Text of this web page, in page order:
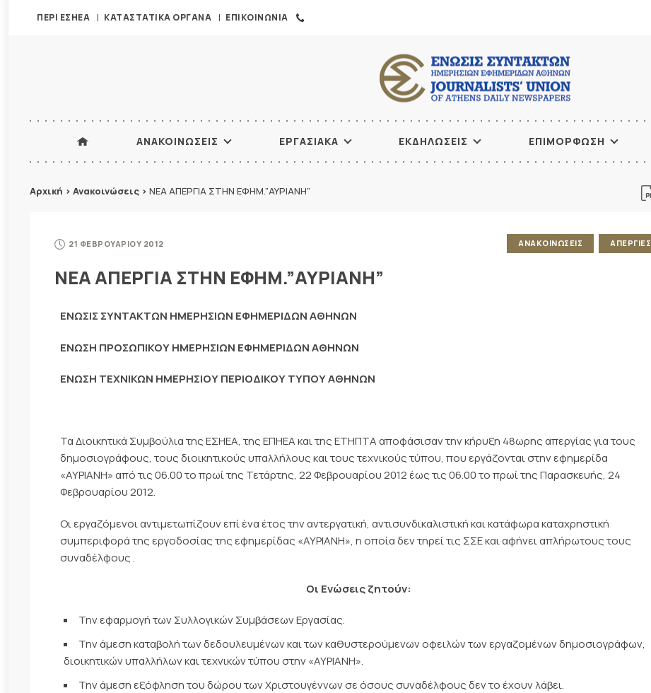
ΠΕΡΙ ΕΣΗΕΑ ΚΑΤΑΣΤΑΤΙΚΑ ΟΡΓΑΝΑ ΕΠΙΚΟΙΝΩΝΙΑ
ΑΝΑΚΟΙΝΩΣΕΙΣ ΕΡΓΑΣΙΑΚΑ ΕΚΔΗΛΩΣΕΙΣ ΕΠΙΜΟΡΦΩΣΗ
Αρχική > Ανακοινώσεις > ΝΕΑ ΑΠΕΡΓΙΑ ΣΤΗΝ ΕΦΗΜ.”ΑΥΡΙΑΝΗ”
21 ΦΕΒΡΟΥΑΡΙΟΥ 2012 ΑΝΑΚΟΙΝΩΣΕΙΣ ΑΠΕΡΓΙΕΣ
ΝΕΑ ΑΠΕΡΓΙΑ ΣΤΗΝ ΕΦΗΜ.”ΑΥΡΙΑΝΗ”
ΕΝΩΣΙΣ ΣΥΝΤΑΚΤΩΝ ΗΜΕΡΗΣΙΩΝ ΕΦΗΜΕΡΙΔΩΝ ΑΘΗΝΩΝ
ΕΝΩΣΗ ΠΡΟΣΩΠΙΚΟΥ ΗΜΕΡΗΣΙΩΝ ΕΦΗΜΕΡΙΔΩΝ ΑΘΗΝΩΝ
ΕΝΩΣΗ ΤΕΧΝΙΚΩΝ ΗΜΕΡΗΣΙΟΥ ΠΕΡΙΟΔΙΚΟΥ ΤΥΠΟΥ ΑΘΗΝΩΝ
Τα Διοικητικά Συμβούλια της ΕΣΗΕΑ, της ΕΠΗΕΑ και της ΕΤΗΠΤΑ αποφάσισαν την κήρυξη 48ωρης απεργίας για τους
δημοσιογράφους, τους διοικητικούς υπαλλήλους και τους τεχνικούς τύπου, που εργάζονται στην εφημερίδα
«ΑΥΡΙΑΝΗ» από τις 06.00 το πρωί της Τετάρτης, 22 Φεβρουαρίου 2012 έως τις 06.00 το πρωί της Παρασκευής, 24
Φεβρουαρίου 2012.
Οι εργαζόμενοι αντιμετωπίζουν επί ένα έτος την αντεργατική, αντισυνδικαλιστική και κατάφωρα καταχρηστική
συμπεριφορά της εργοδοσίας της εφημερίδας «ΑΥΡΙΑΝΗ», η οποία δεν τηρεί τις ΣΣΕ και αφήνει απλήρωτους τους
συναδέλφους .
Οι Ενώσεις ζητούν:
Την εφαρμογή των Συλλογικών Συμβάσεων Εργασίας.
Την άμεση καταβολή των δεδουλευμένων και των καθυστερούμενων οφειλών των εργαζομένων δημοσιογράφων,
διοικητικών υπαλλήλων και τεχνικών τύπου στην «ΑΥΡΙΑΝΗ».
Την άμεση εξόφληση του δώρου των Χριστουγέννων σε όσους συναδέλφους δεν το έχουν λάβει.